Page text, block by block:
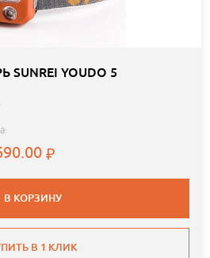
YOUDO 5
В КОРЗИНУ
В 1 КЛИК